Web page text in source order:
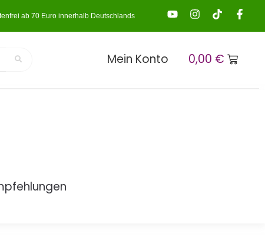
ab 70 Euro innerhalb Deutschlands
Mein Konto 0,00 €